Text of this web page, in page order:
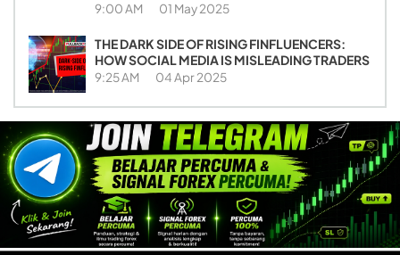
9:00 AM 01 May 2025
THE DARK SIDE OF RISING FINFLUENCERS:
HOW SOCIAL MEDIA IS MISLEADING TRADERS
9:25 AM 04 Apr 2025